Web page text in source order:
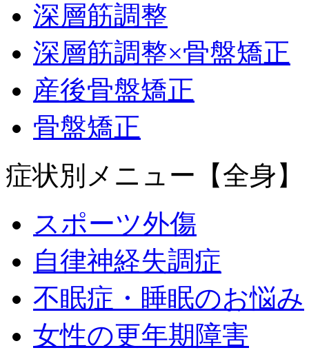
深層筋調整
深層筋調整×骨盤矯正
産後骨盤矯正
骨盤矯正
症状別メニュー【全身】
スポーツ外傷
自律神経失調症
不眠症・睡眠のお悩み
女性の更年期障害